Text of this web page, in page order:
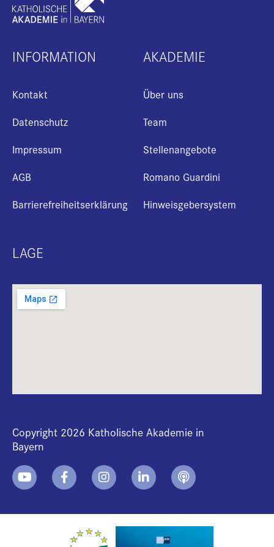
INFORMATION
Kontakt
Datenschutz
Impressum
AGB
Barrierefreiheitserklärung
AKADEMIE
Über uns
Team
Stellenangebote
Romano Guardini
Hinweisgebersystem
LAGE
Copyright 2026 Katholische Akademie in
Bayern